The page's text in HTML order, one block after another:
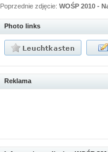
Poprzednie zdjęcie:WOŚP 2010 -
Photo links
Reklama